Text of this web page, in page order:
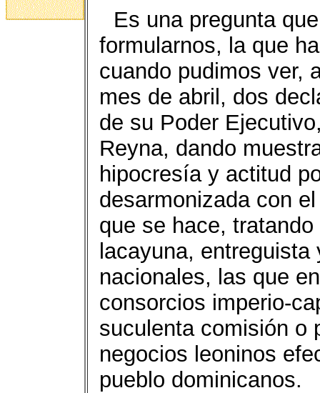
Es una pregunta
formularnos, la que
cuando pudimos ver,
mes de abril, dos
de su Poder
Reyna, dando
hipocresía y actitud
desarmonizada con
que se hace,
lacayuna,
nacionales, las que
consorcios imperio-
suculenta comisión o
negocios leoninos
pueblo dominicanos.